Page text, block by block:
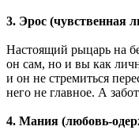
3. Эрос (чувственная
Настоящий рыцарь на
он сам, но и вы как
и он не стремиться
него не главное. А
4. Мания (любовь-